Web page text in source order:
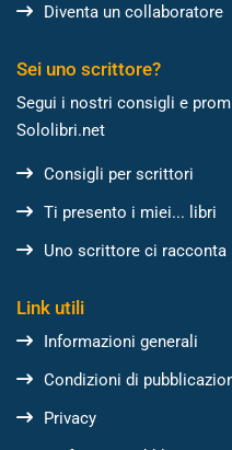
Diventa un collaboratore
Sei uno scrittore?
Segui i nostri consigli e
Sololibri.net
Consigli per scrittori
Ti presento i miei... libri
Uno scrittore ci racconta
Link utili
Informazioni generali
Condizioni di
Privacy